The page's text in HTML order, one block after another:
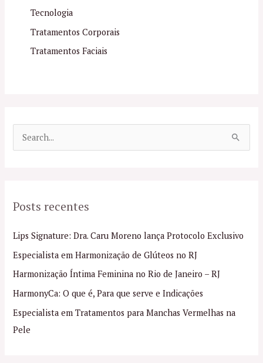
Tecnologia
Tratamentos Corporais
Tratamentos Faciais
u
s
a
r
p
o
r
Posts recentes
Lips Signature: Dra. Caru Moreno lança Protocolo Exclusivo
Especialista em Harmonização de Glúteos no RJ
Harmonização Íntima Feminina no Rio de Janeiro – RJ
HarmonyCa: O que é, Para que serve e Indicações
Especialista em Tratamentos para Manchas Vermelhas na
Pele